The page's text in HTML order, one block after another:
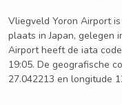
Vliegveld Yoron Airport
plaats in Japan, gelegen
Airport heeft de iata
19:05. De geografische
27.042213 en longitude